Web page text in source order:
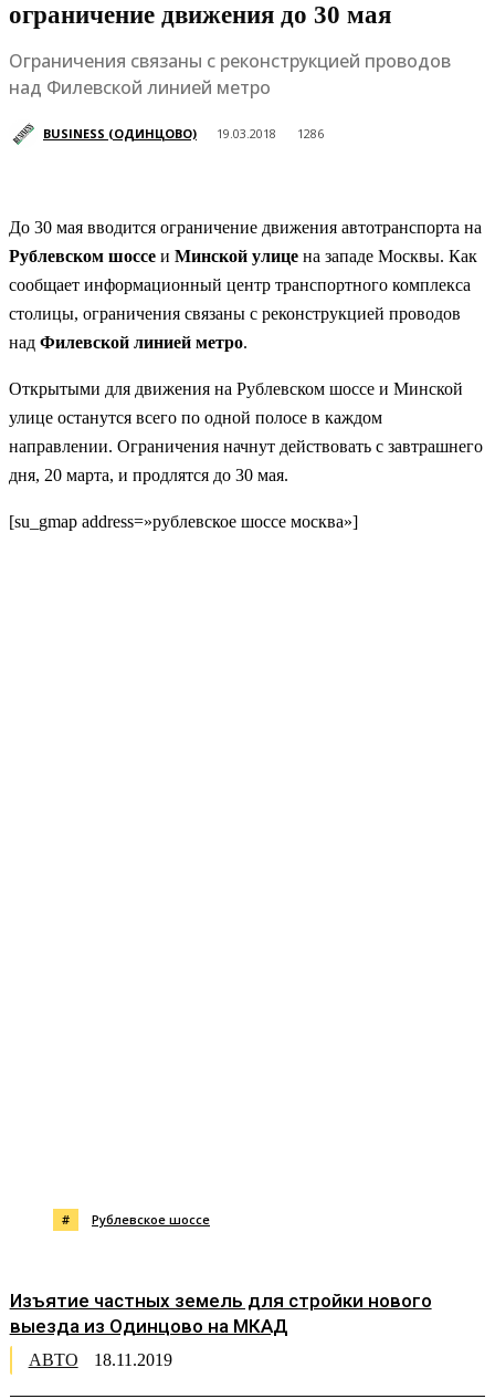
ограничение движения до 30 мая
Ограничения связаны с реконструкцией проводов
над Филевской линией метро
BUSINESS (ОДИНЦОВО) 19.03.2018 1286
До 30 мая вводится ограничение движения автотранспорта на
Рублевском шоссе и Минской улице на западе Москвы. Как
сообщает информационный центр транспортного комплекса
столицы, ограничения связаны с реконструкцией проводов
над Филевской линией метро.
Открытыми для движения на Рублевском шоссе и Минской
улице останутся всего по одной полосе в каждом
направлении. Ограничения начнут действовать с завтрашнего
дня, 20 марта, и продлятся до 30 мая.
[su_gmap address=»рублевское шоссе москва»]
# Рублевское шоссе
Изъятие частных земель для стройки нового
выезда из Одинцово на МКАД
АВТО 18.11.2019